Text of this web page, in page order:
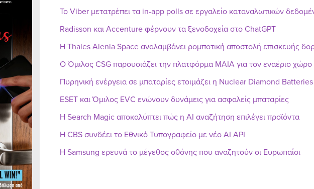
Το Viber μετατρέπει τα in-app polls σε εργαλείο καταναλωτικών
Radisson και Accenture φέρνουν τα ξενοδοχεία στο ChatGPT
Η Thales Alenia Space αναλαμβάνει ρομποτική αποστολή επισκευής
Ο Όμιλος CSG παρουσιάζει την πλατφόρμα MAIA για τον εναέριο χώρο
Πυρηνική ενέργεια σε μπαταρίες ετοιμάζει η Nuclear Diamond Batteries
ESET και Όμιλος EVC ενώνουν δυνάμεις για ασφαλείς μπαταρίες
Η Search Magic αποκαλύπτει πώς η AI αναζήτηση επιλέγει προϊόντα
Η CBS συνδέει το Εθνικό Τυπογραφείο με νέο AI API
Η Samsung ερευνά το μέγεθος οθόνης που αναζητούν οι Ευρωπαίοι